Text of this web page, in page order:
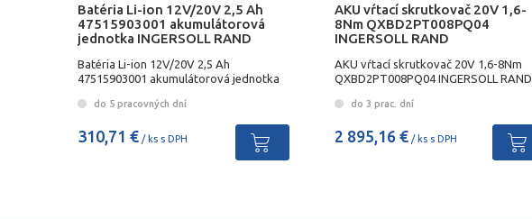
Batéria Li-ion 12V/20V 2,5 Ah
47515903001 akumulátorová
jednotka INGERSOLL RAND
Batéria Li-ion 12V/20V 2,5 Ah
47515903001 akumulátorová jednotka
do 5 pracovných dní
310,71 € / ks s DPH
AKU vŕtací skrutkovač 20V 1,6-
8Nm QXBD2PT008PQ04
INGERSOLL RAND
AKU vŕtací skrutkovač 20V 1,6-8Nm
QXBD2PT008PQ04 INGERSOLL RAND
do 3 prac. dní
2 895,16 €/ ks s DPH